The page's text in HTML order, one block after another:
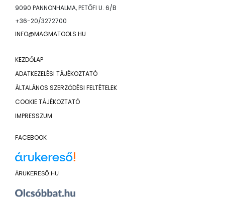
9090 PANNONHALMA, PETŐFI U. 6/B
+36-20/3272700
INFO@MAGMATOOLS.HU
KEZDŐLAP
ADATKEZELÉSI TÁJÉKOZTATÓ
ÁLTALÁNOS SZERZŐDÉSI FELTÉTELEK
COOKIE TÁJÉKOZTATÓ
IMPRESSZUM
FACEBOOK
ÁRUKERESŐ.HU